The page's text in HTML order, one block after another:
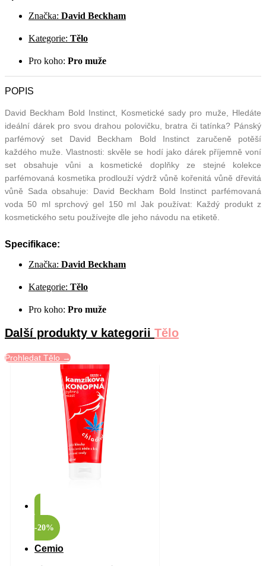
Značka: David Beckham
Kategorie: Tělo
Pro koho: Pro muže
POPIS
David Beckham Bold Instinct, Kosmetické sady pro muže, Hledáte
ideální dárek pro svou drahou polovičku, bratra či tatínka? Pánský
parfémový set David Beckham Bold Instinct zaručeně potěší
každého muže. Vlastnosti: skvěle se hodí jako dárek příjemně voní
set obsahuje vůni a kosmetické doplňky ze stejné kolekce
parfémovaná kosmetika prodlouží výdrž vůně kořenitá vůně dřevitá
vůně Sada obsahuje: David Beckham Bold Instinct parfémovaná
voda 50 ml sprchový gel 150 ml Jak používat: Každý produkt z
kosmetického setu používejte dle jeho návodu na etiketě.
Specifikace:
Značka: David Beckham
Kategorie: Tělo
Pro koho: Pro muže
Další produkty v kategorii Tělo
Prohledat Tělo →
-20%
Cemio